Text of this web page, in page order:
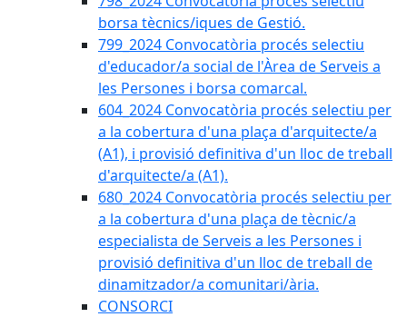
borsa tècnics/iques de Gestió.
799_2024 Convocatòria procés selectiu
d'educador/a social de l'Àrea de Serveis a
les Persones i borsa comarcal.
604_2024 Convocatòria procés selectiu per
a la cobertura d'una plaça d'arquitecte/a
(A1), i provisió definitiva d'un lloc de treball
d'arquitecte/a (A1).
680_2024 Convocatòria procés selectiu per
a la cobertura d'una plaça de tècnic/a
especialista de Serveis a les Persones i
provisió definitiva d'un lloc de treball de
dinamitzador/a comunitari/ària.
CONSORCI